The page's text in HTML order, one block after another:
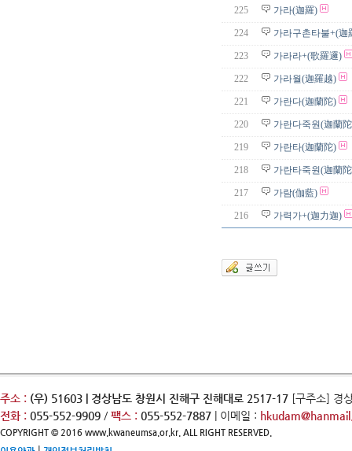
225 가라(迦羅)
224 가라구촌타불+(
223 가라라+(歌羅邏)
222 가라월(迦羅越)
221 가란다(迦蘭陀)
220 가란다죽원(迦蘭
219 가란타(迦蘭陀)
218 가란타죽원(迦蘭
217 가람(伽藍)
216 가력가+(迦力迦)
주소 : (우) 51603 | 경상남도 창원시 진해구 진해대로 2517-17 [구주소] 경
전화 : 055-552-9909 / 팩스 : 055-552-7887 | 이메일 :
COPYRIGHT © 2016 www.kwaneumsa.or.kr. ALL RIGHT RESERVED.